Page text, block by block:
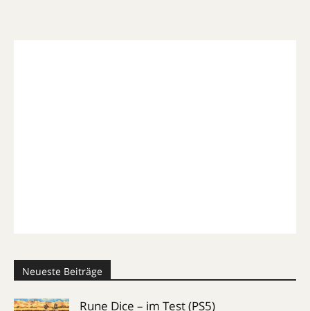
Neueste Beiträge
Rune Dice – im Test (PS5)